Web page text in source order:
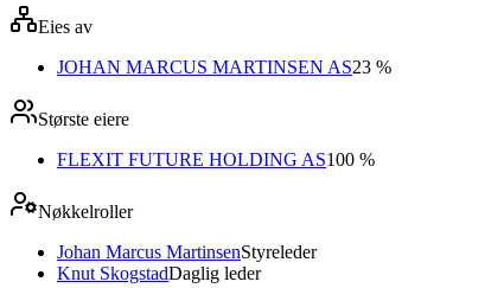
Eies av
JOHAN MARCUS MARTINSEN AS23 %
Største eiere
FLEXIT FUTURE HOLDING AS100 %
Nøkkelroller
Johan Marcus MartinsenStyreleder
Knut SkogstadDaglig leder